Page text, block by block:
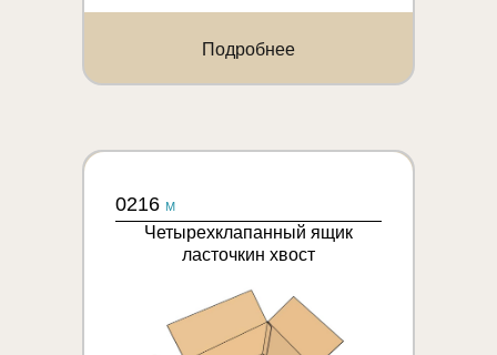
Подробнее
0216 M
Четырехклапанный ящик
ласточкин хвост